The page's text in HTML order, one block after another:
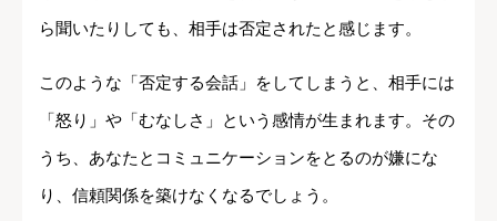
ら聞いたりしても、相手は否定されたと感じます。
このような「否定する会話」をしてしまうと、相手には
「怒り」や「むなしさ」という感情が生まれます。その
うち、あなたとコミュニケーションをとるのが嫌にな
り、信頼関係を築けなくなるでしょう。